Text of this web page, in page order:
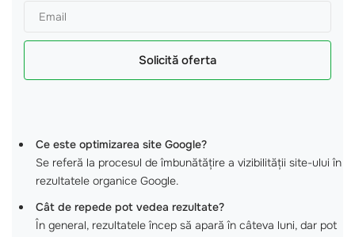
Solicită oferta
Ce este optimizarea site Google?
Se referă la procesul de îmbunătățire a vizibilității site-ului în
rezultatele organice Google.
Cât de repede pot vedea rezultate?
În general, rezultatele încep să apară în câteva luni, dar pot